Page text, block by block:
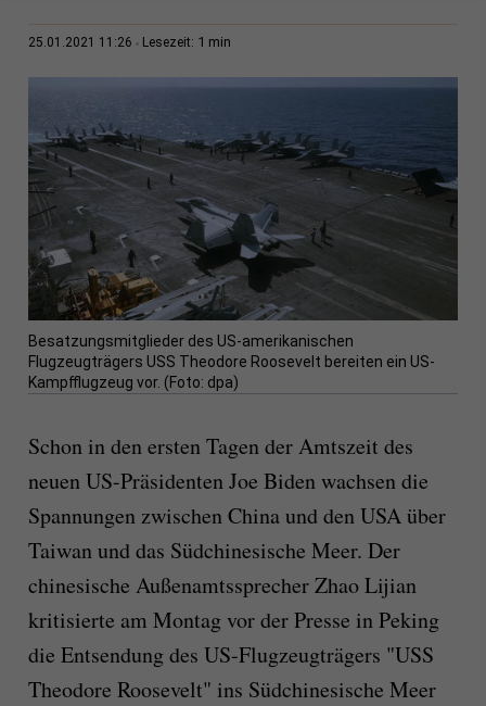
25.01.2021 11:26 Lesezeit: 1 min
Besatzungsmitglieder des US-amerikanischen
Flugzeugträgers USS Theodore Roosevelt bereiten ein US-
Kampfflugzeug vor. (Foto: dpa)
Schon in den ersten Tagen der Amtszeit des
neuen US-Präsidenten Joe Biden wachsen die
Spannungen zwischen China und den USA über
Taiwan und das Südchinesische Meer. Der
chinesische Außenamtssprecher Zhao Lijian
kritisierte am Montag vor der Presse in Peking
die Entsendung des US-Flugzeugträgers "USS
Theodore Roosevelt" ins Südchinesische Meer